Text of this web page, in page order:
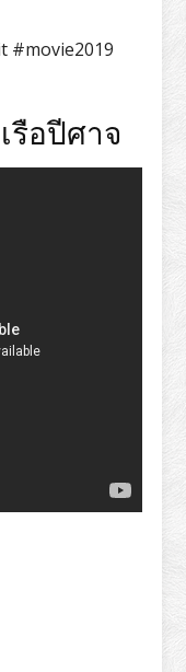
#movie2019
รือปีศาจ